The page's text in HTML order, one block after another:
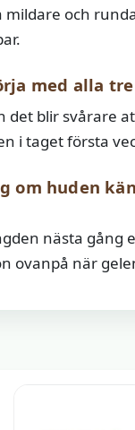
mildare och
med alla
det blir svårare
i taget första
om huden
nästa gång
ovanpå när